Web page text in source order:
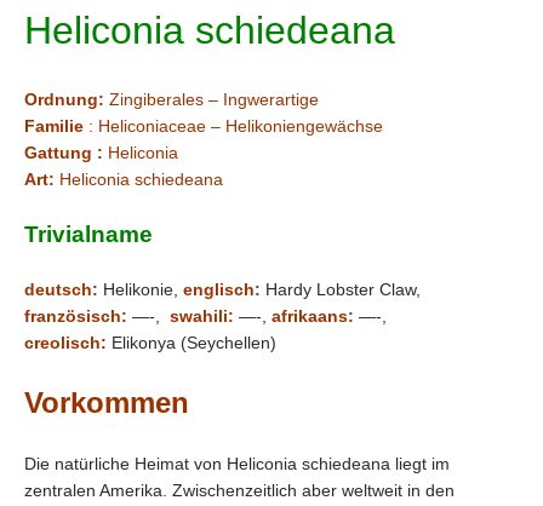
Heliconia schiedeana
Ordnung: Zingiberales – Ingwerartige
Familie : Heliconiaceae – Helikoniengewächse
Gattung : Heliconia
Art: Heliconia schiedeana
Trivialname
deutsch: Helikonie, englisch: Hardy Lobster Claw,
französisch: —-, swahili: —-, afrikaans: —-,
creolisch: Elikonya (Seychellen)
Vorkommen
Die natürliche Heimat von Heliconia schiedeana liegt im
zentralen Amerika. Zwischenzeitlich aber weltweit in den